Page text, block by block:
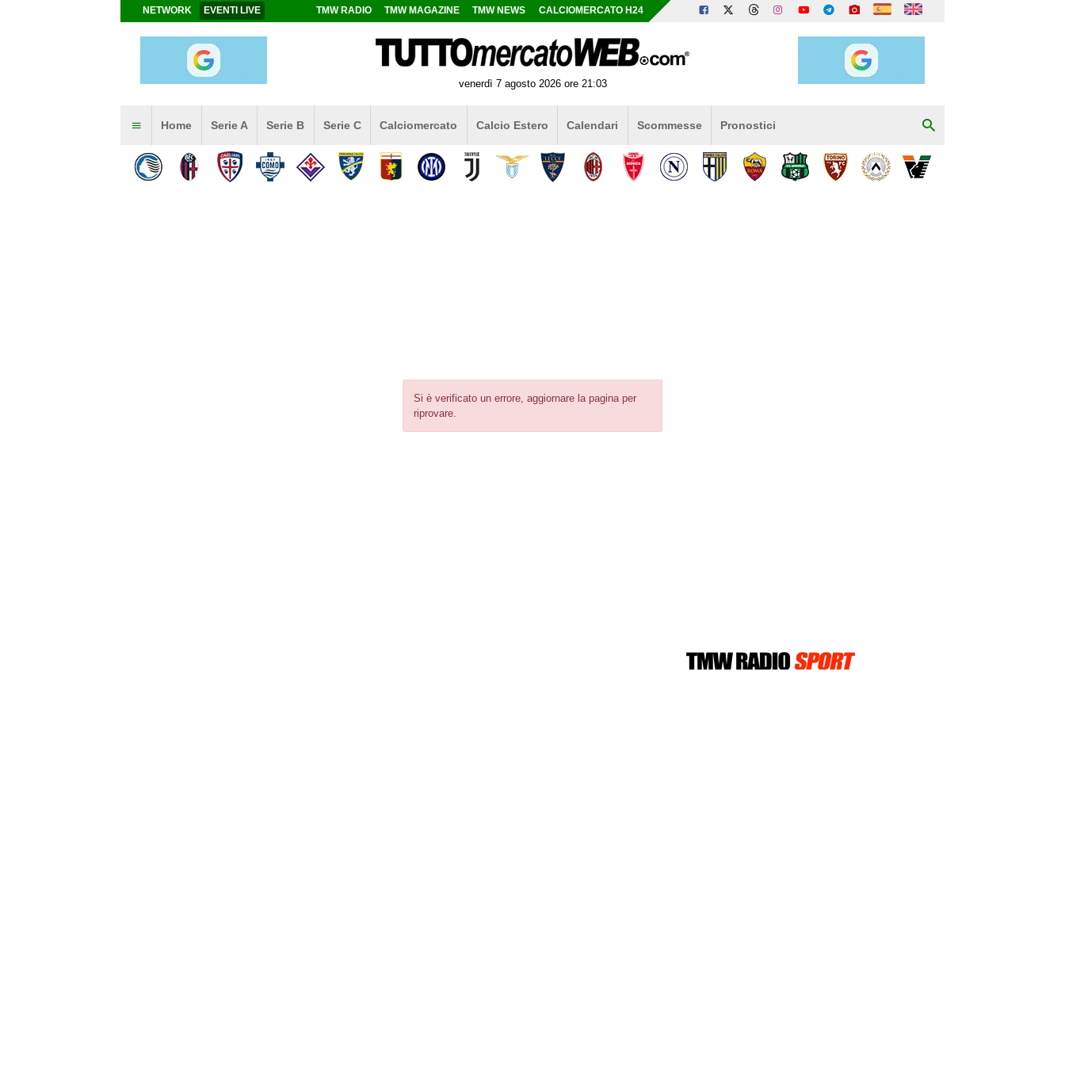
Si è verificato un errore, aggiornare la pagina per
riprovare.
NETWORK EVENTI LIVE TMW RADIO TMW MAGAZINE TMW NEWS CALCIOMERCATO H24
venerdì 7 agosto 2026 ore 21:03
Home Serie A Serie B Serie C Calciomercato Calcio Estero Calendari Scommesse Pronostici